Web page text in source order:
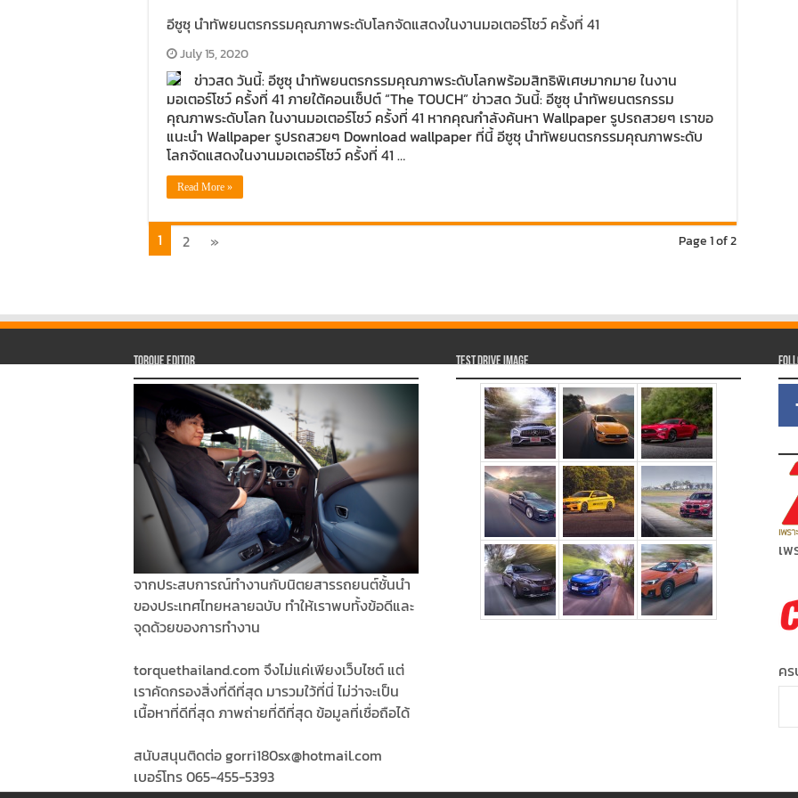
อีซูซุ นำทัพยนตรกรรมคุณภาพระดับโลกจัดแสดงในงานมอเตอร์โชว์ ครั้งที่ 41
July 15, 2020
ข่าวสด วันนี้: อีซูซุ นำทัพยนตรกรรมคุณภาพระดับโลกพร้อมสิทธิพิเศษมากมาย ในงาน
มอเตอร์โชว์ ครั้งที่ 41 ภายใต้คอนเซ็ปต์ “The TOUCH” ข่าวสด วันนี้: อีซูซุ นำทัพยนตรกรรม
คุณภาพระดับโลก ในงานมอเตอร์โชว์ ครั้งที่ 41 หากคุณกำลังค้นหา Wallpaper รูปรถสวยๆ เราขอ
แนะนำ Wallpaper รูปรถสวยๆ Download wallpaper ที่นี้ อีซูซุ นำทัพยนตรกรรมคุณภาพระดับ
โลกจัดแสดงในงานมอเตอร์โชว์ ครั้งที่ 41 …
Read More »
Page 1 of 2
1 2 »
Torque Editor
จากประสบการณ์ทำงานกับนิตยสารรถยนต์ชั้นนำ
ของประเทศไทยหลายฉบับ ทำให้เราพบทั้งข้อดีและ
จุดด้วยของการทำงาน
torquethailand.com จึงไม่แค่เพียงเว็บไซต์ แต่
เราคัดกรองสิ่งที่ดีที่สุด มารวมใว้ที่นี่ ไม่ว่าจะเป็น
เนื้อหาที่ดีที่สุด ภาพถ่ายที่ดีที่สุด ข้อมูลที่เชื่อถือได้
สนับสนุนติดต่อ gorri180sx@hotmail.com
เบอร์โทร 065-455-5393
Test Drive Image
เพ
ค